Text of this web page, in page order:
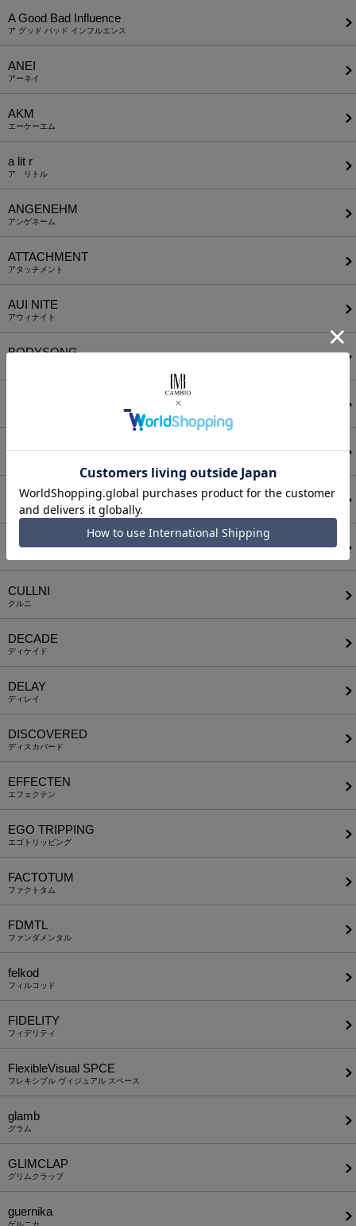
A Good Bad Influence
ア グッド バッド インフルエンス
ANEI
アーネイ
AKM
エーケーエム
a lit r
ア リトル
ANGENEHM
アンゲネーム
ATTACHMENT
アタッチメント
AUI NITE
アウィナイト
BODYSONG.
CAMBIO
C DIEM
カルペディエム
Chester
CULLNI
クルニ
DECADE
ディケイド
DELAY
ディレイ
DISCOVERED
ディスカバード
EFFECTEN
エフェクテン
EGO TRIPPING
エゴトリッピング
FACTOTUM
ファクトタム
FDMTL
ファンダメンタル
felkod
フィルコッド
FIDELITY
フィデリティ
FlexibleVisual SPCE
フレキシブル ヴィジュアル スペース
glamb
グラム
GLIMCLAP
グリムクラップ
guernika
ゲルニカ